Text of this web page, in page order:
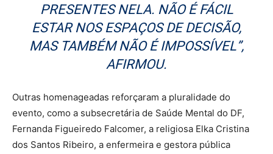
PRESENTES NELA. NÃO É FÁCIL
ESTAR NOS ESPAÇOS DE DECISÃO,
MAS TAMBÉM NÃO É IMPOSSÍVEL”,
AFIRMOU.
Outras homenageadas reforçaram a pluralidade do
evento, como a subsecretária de Saúde Mental do DF,
Fernanda Figueiredo Falcomer, a religiosa Elka Cristina
dos Santos Ribeiro, a enfermeira e gestora pública